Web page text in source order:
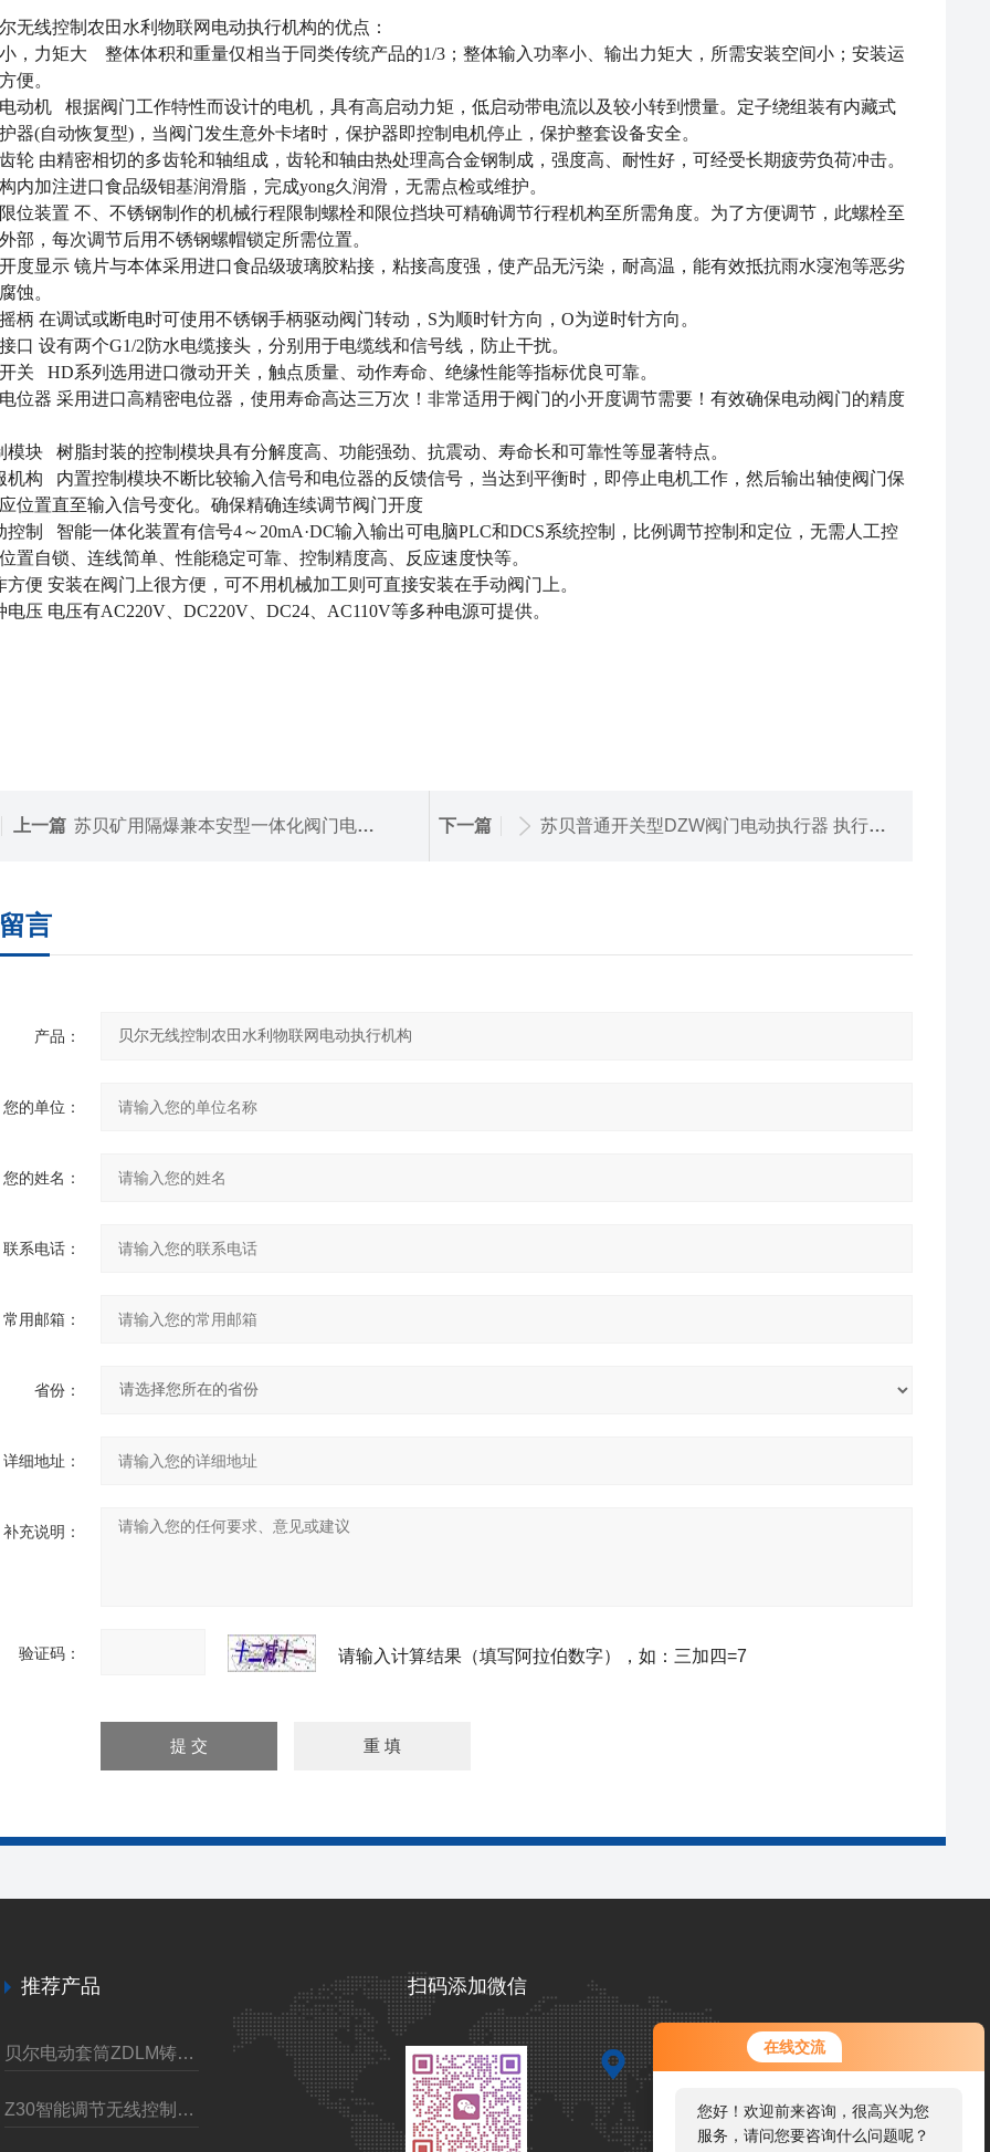
在线交流
您好！欢迎前来咨询，很高兴为您
服务，请问您要咨询什么问题呢？
无线控制农田水利物联网电动执行机构的优点：
，力矩大 整体体积和重量仅相当于同类传统产品的1/3；整体输入功率小、输出力矩大，所需安装空间小；安装运
便。
动机 根据阀门工作特性而设计的电机，具有高启动力矩，低启动带电流以及较小转到惯量。定子绕组装有内藏式
器(自动恢复型)，当阀门发生意外卡堵时，保护器即控制电机停止，保护整套设备安全。
轮 由精密相切的多齿轮和轴组成，齿轮和轴由热处理高合金钢制成，强度高、耐性好，可经受长期疲劳负荷冲击。
内加注进口食品级钼基润滑脂，完成yong久润滑，无需点检或维护。
位装置 不、不锈钢制作的机械行程限制螺栓和限位挡块可精确调节行程机构至所需角度。为了方便调节，此螺栓至
部，每次调节后用不锈钢螺帽锁定所需位置。
度显示 镜片与本体采用进口食品级玻璃胶粘接，粘接高度强，使产品无污染，耐高温，能有效抵抗雨水寖泡等恶劣
蚀。
柄 在调试或断电时可使用不锈钢手柄驱动阀门转动，S为顺时针方向，O为逆时针方向。
口 设有两个G1/2防水电缆接头，分别用于电缆线和信号线，防止干扰。
关 HD系列选用进口微动开关，触点质量、动作寿命、绝缘性能等指标优良可靠。
位器 采用进口高精密电位器，使用寿命高达三万次！非常适用于阀门的小开度调节需要！有效确保电动阀门的精度
模块 树脂封装的控制模块具有分解度高、功能强劲、抗震动、寿命长和可靠性等显著特点。
机构 内置控制模块不断比较输入信号和电位器的反馈信号，当达到平衡时，即停止电机工作，然后输出轴使阀门保
位置直至输入信号变化。确保精确连续调节阀门开度
控制 智能一体化装置有信号4～20mA·DC输入输出可电脑PLC和DCS系统控制，比例调节控制和定位，无需人工控
置自锁、连线简单、性能稳定可靠、控制精度高、反应速度快等。
方便 安装在阀门上很方便，可不用机械加工则可直接安装在手动阀门上。
电压 电压有AC220V、DC220V、DC24、AC110V等多种电源可提供。
上一篇 苏贝矿用隔爆兼本安型一体化阀门电动装置 执行机构 下一篇 苏贝普通开关型DZW阀门电动执行器 执行机构
言
产品：
您的单位：
您的姓名：
联系电话：
常用邮箱：
省份：
详细地址：
补充说明：
验证码： 请输入计算结果（填写阿拉伯数字），如：三加四=7
推荐产品
贝尔电动套筒ZDLM铸钢调节阀
Z30智能调节无线控制电动装置
扫码添加微信